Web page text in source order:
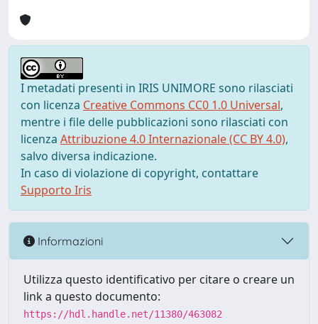
I metadati presenti in IRIS UNIMORE sono rilasciati
con licenza Creative Commons CC0 1.0 Universal,
mentre i file delle pubblicazioni sono rilasciati con
licenza Attribuzione 4.0 Internazionale (CC BY 4.0),
salvo diversa indicazione.
In caso di violazione di copyright, contattare
Supporto Iris
Informazioni
Utilizza questo identificativo per citare o creare un
link a questo documento:
https://hdl.handle.net/11380/463082